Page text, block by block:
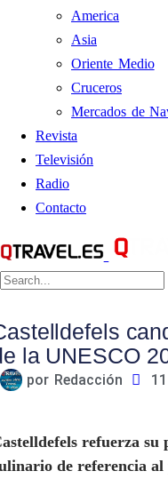
America
Asia
Oriente Medio
Cruceros
Mercados de
Revista
Televisión
Radio
Contacto
la UNESCO
por Redacción
refuerza su
de referencia